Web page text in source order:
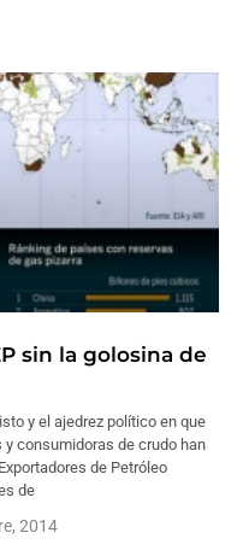
sin la golosina de
y el ajedrez político en que
consumidoras de crudo han
de Petróleo
de
2014